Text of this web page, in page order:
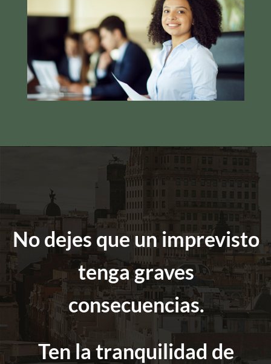
No dejes que un imprevisto
tenga graves
consecuencias.
Ten la tranquilidad de